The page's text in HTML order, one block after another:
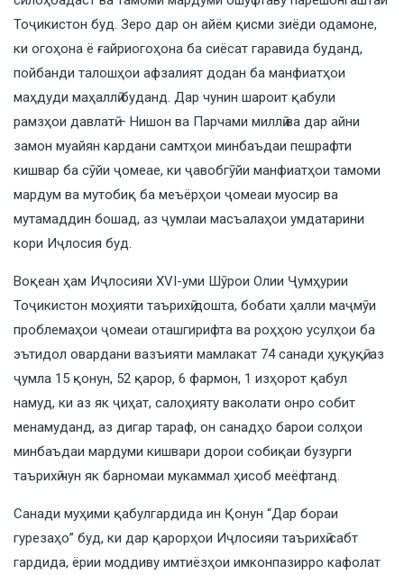
Тоҷикистон буд. Зеро дар он айём қисми зиёди одамоне,
ки огоҳона ё ғайриогоҳона ба сиёсат гаравида буданд,
пойбанди талошҳои афзалият додан ба манфиатҳои
маҳдуди маҳаллӣ буданд. Дар чунин шароит қабули
рамзҳои давлатӣ – Нишон ва Парчами миллӣ ва дар айни
замон муайян кардани самтҳои минбаъдаи пешрафти
кишвар ба сӯйи ҷомеае, ки ҷавобгӯйи манфиатҳои тамоми
мардум ва мутобиқ ба меъёрҳои ҷомеаи муосир ва
мутамаддин бошад, аз ҷумлаи масъалаҳои умдатарини
кори Иҷлосия буд.
Воқеан ҳам Иҷлосияи ХVI-уми Шӯрои Олии Ҷумҳурии
Тоҷикистон моҳияти таърихӣ дошта, бобати ҳалли маҷмӯи
проблемаҳои ҷомеаи оташгирифта ва роҳҳою усулҳои ба
эътидол овардани вазъияти мамлакат 74 санади ҳуқуқӣ, аз
ҷумла 15 қонун, 52 қарор, 6 фармон, 1 изҳорот қабул
намуд, ки аз як ҷиҳат, салоҳияту ваколати онро собит
менамуданд, аз дигар тараф, он санадҳо барои солҳои
минбаъдаи мардуми кишвари дорои собиқаи бузурги
таърихӣ чун як барномаи мукаммал ҳисоб меёфтанд.
Санади муҳими қабулгардида ин Қонун “Дар бораи
гурезаҳо” буд, ки дар қарорҳои Иҷлосияи таърихӣ сабт
гардида, ёрии моддиву имтиёзҳои имконпазирро кафолат